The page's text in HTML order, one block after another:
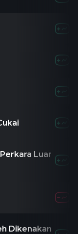
Luar
Dikenakan